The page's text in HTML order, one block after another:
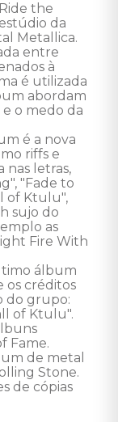
the
da
Metallica.
entre
à
é utilizada
abordam
o medo da
é a nova
riffs e
nas letras,
"Fade to
of Ktulu",
sujo do
as
Fire With
álbum
os créditos
do grupo:
of Ktulu".
Fame.
de metal
Stone.
de cópias